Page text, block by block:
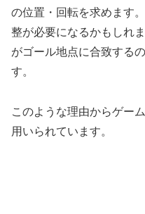
の位置・回転を求めます
整が必要になるかもしれ
がゴール地点に合致する
す。
このような理由からゲー
用いられています。